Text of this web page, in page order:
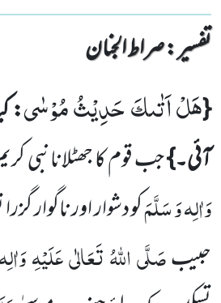
تفسیر : ‎صراط الجنان
{هَلْ اَتٰىكَ حَدِیْثُ مُوْسٰى:
آئی۔}جب قوم کا جھٹلانانبی
وَاٰلِہ وَ سَلَّمَکو دشوار اور ناگوار
حبیبصَلَّی اللّٰہُ تَعَالٰی عَلَیْہِ